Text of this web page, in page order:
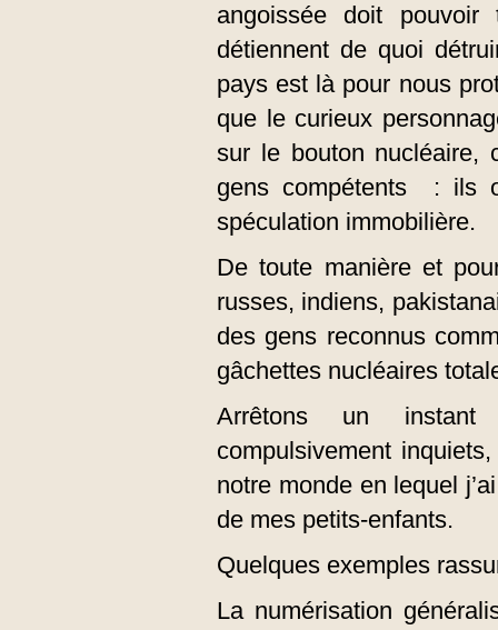
angoissée doit
détiennent de quoi
pays est là pour nous
que le curieux
sur le bouton nucléaire,
gens compétents : ils
spéculation immobilière.
De toute manière et
russes, indiens,
des gens reconnus
gâchettes nucléaires
Arrêtons un instant
compulsivement
notre monde en lequel
de mes petits-enfants.
Quelques exemples
La numérisation